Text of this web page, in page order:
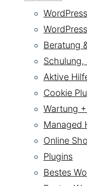
Beratung
Schulung,
Aktive
Cookie
Wartung
Managed
Online
Plugins
Bestes